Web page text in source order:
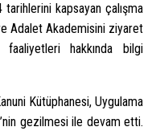
kapsayan çalışma
Adalet Akademisini ziyaret
hakkında bilgi
Kütüphanesi, Uygulama
gezilmesi ile devam etti.